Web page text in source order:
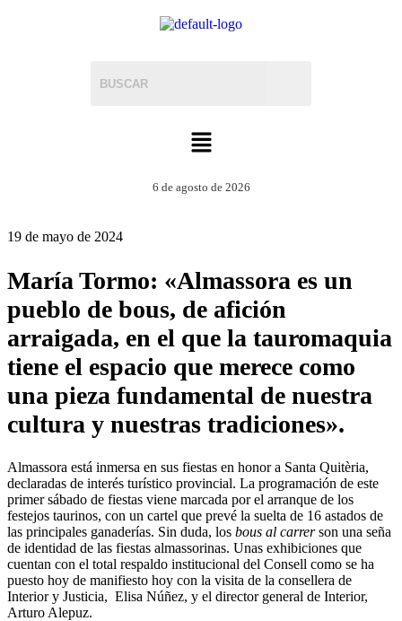
6 de agosto de 2026
19 de mayo de 2024
María Tormo: «Almassora es un
pueblo de bous, de afición
arraigada, en el que la tauromaquia
tiene el espacio que merece como
una pieza fundamental de nuestra
cultura y nuestras tradiciones».
Almassora está inmersa en sus fiestas en honor a Santa Quitèria,
declaradas de interés turístico provincial. La programación de este
primer sábado de fiestas viene marcada por el arranque de los
festejos taurinos, con un cartel que prevé la suelta de 16 astados de
las principales ganaderías. Sin duda, los bous al carrerson una seña
de identidad de las fiestas almassorinas. Unas exhibiciones que
cuentan con el total respaldo institucional del Consell como se ha
puesto hoy de manifiesto hoy con la visita de la consellera de
Interior y Justicia, Elisa Núñez, y el director general de Interior,
Arturo Alepuz.